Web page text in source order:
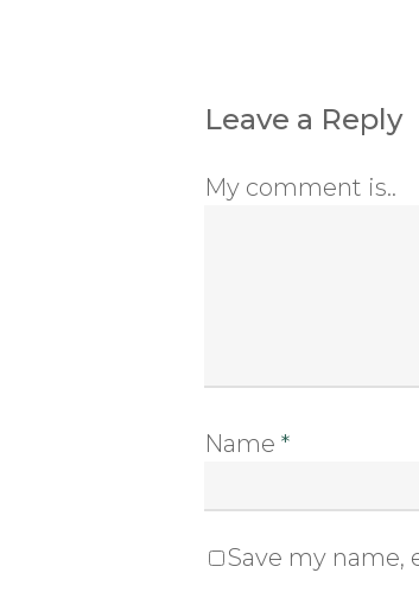
Leave a Reply
My comment is..
Name *
Save my